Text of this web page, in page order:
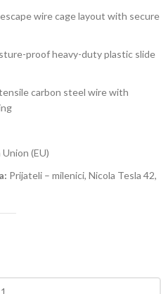
wire cage layout with secure
proof heavy-duty plastic slide
carbon steel wire with
(EU)
Prijateli – milenici, Nicola Tesla 42,